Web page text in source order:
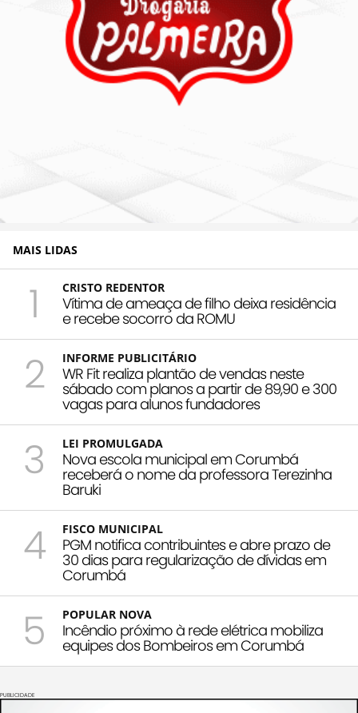
MAIS LIDAS
1 CRISTO REDENTOR
Vítima de ameaça de filho deixa residência
e recebe socorro da ROMU
2 INFORME PUBLICITÁRIO
WR Fit realiza plantão de vendas neste
sábado com planos a partir de 89,90 e 300
vagas para alunos fundadores
3 LEI PROMULGADA
Nova escola municipal em Corumbá
receberá o nome da professora Terezinha
Baruki
4 FISCO MUNICIPAL
PGM notifica contribuintes e abre prazo de
30 dias para regularização de dívidas em
Corumbá
5 POPULAR NOVA
Incêndio próximo à rede elétrica mobiliza
equipes dos Bombeiros em Corumbá
PUBLICIDADE